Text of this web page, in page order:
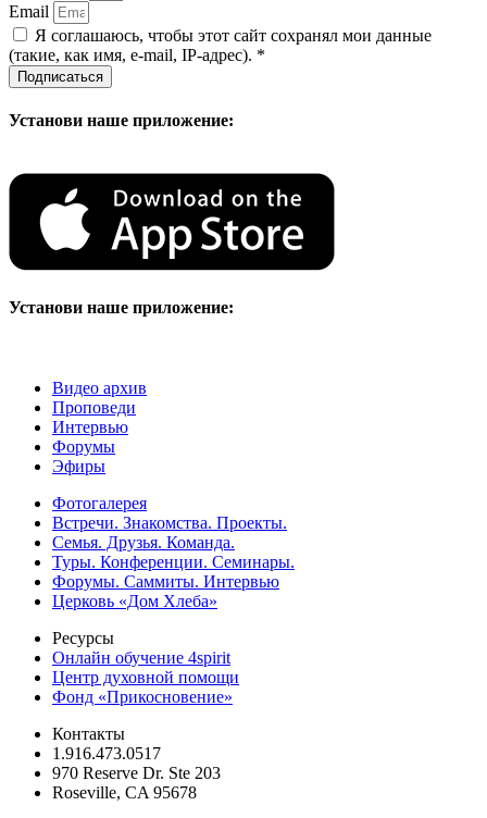
Email
Я соглашаюсь, чтобы этот сайт сохранял мои данные
(такие, как имя, e-mail, IP-адрес). *
Подписаться
Установи наше приложение:
Установи наше приложение:
Видео архив
Проповеди
Интервью
Форумы
Эфиры
Фотогалерея
Встречи. Знакомства. Проекты.
Семья. Друзья. Команда.
Туры. Конференции. Семинары.
Форумы. Саммиты. Интервью
Церковь «Дом Хлеба»
Ресурсы
Онлайн обучение 4spirit
Центр духовной помощи
Фонд «Прикосновение»
Контакты
1.916.473.0517
970 Reserve Dr. Ste 203
Roseville, CA 95678